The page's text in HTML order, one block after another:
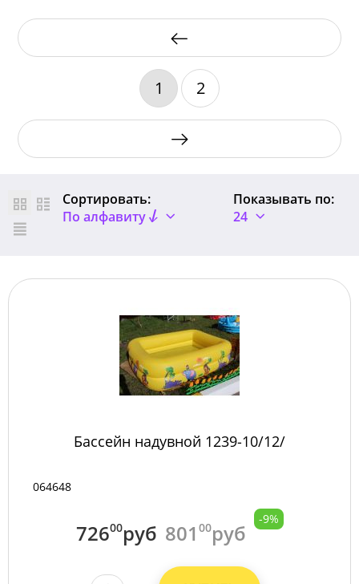
1 2
Сортировать:
По алфавиту
Показывать по:
24
Бассейн надувной 1239-10/12/
064648
72600руб 801 00руб
-9%